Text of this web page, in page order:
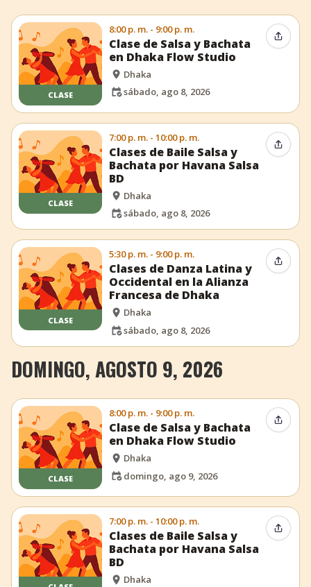
CLASE
8:00 p. m. - 9:00 p. m.
Clase de Salsa y Bachata
en Dhaka Flow Studio
Dhaka
sábado, ago 8, 2026
CLASE
7:00 p. m. - 10:00 p. m.
Clases de Baile Salsa y
Bachata por Havana Salsa
BD
Dhaka
sábado, ago 8, 2026
CLASE
5:30 p. m. - 9:00 p. m.
Clases de Danza Latina y
Occidental en la Alianza
Francesa de Dhaka
Dhaka
sábado, ago 8, 2026
DOMINGO, AGOSTO 9, 2026
CLASE
8:00 p. m. - 9:00 p. m.
Clase de Salsa y Bachata
en Dhaka Flow Studio
Dhaka
domingo, ago 9, 2026
7:00 p. m. - 10:00 p. m.
Clases de Baile Salsa y
Bachata por Havana Salsa
BD
Dhaka